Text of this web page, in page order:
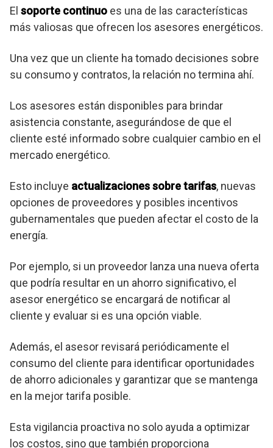
El soporte continuo es una de las características
más valiosas que ofrecen los asesores energéticos.
Una vez que un cliente ha tomado decisiones sobre
su consumo y contratos, la relación no termina ahí.
Los asesores están disponibles para brindar
asistencia constante, asegurándose de que el
cliente esté informado sobre cualquier cambio en el
mercado energético.
Esto incluye actualizaciones sobre tarifas, nuevas
opciones de proveedores y posibles incentivos
gubernamentales que pueden afectar el costo de la
energía.
Por ejemplo, si un proveedor lanza una nueva oferta
que podría resultar en un ahorro significativo, el
asesor energético se encargará de notificar al
cliente y evaluar si es una opción viable.
Además, el asesor revisará periódicamente el
consumo del cliente para identificar oportunidades
de ahorro adicionales y garantizar que se mantenga
en la mejor tarifa posible.
Esta vigilancia proactiva no solo ayuda a optimizar
los costos, sino que también proporciona